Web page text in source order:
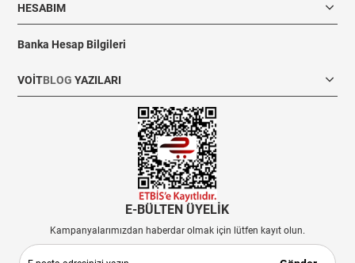
HESABIM
Banka Hesap Bilgileri
VOITBLOG YAZILARI
E-BÜLTEN ÜYELİK
Kampanyalarımızdan haberdar olmak için lütfen kayıt olun.